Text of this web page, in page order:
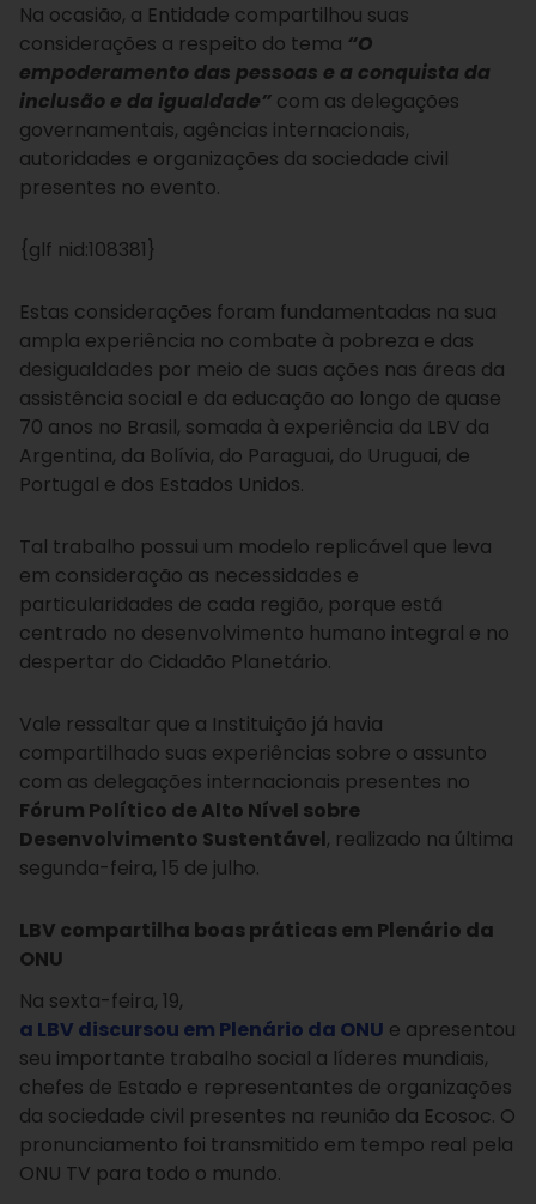
Na ocasião, a Entidade compartilhou suas
considerações a respeito do tema “O
empoderamento das pessoas e a conquista da
inclusão e da igualdade” com as delegações
governamentais, agências internacionais,
autoridades e organizações da sociedade civil
presentes no evento.
{glf nid:108381}
Estas considerações foram fundamentadas na sua
ampla experiência no combate à pobreza e das
desigualdades por meio de suas ações nas áreas da
assistência social e da educação ao longo de quase
70 anos no Brasil, somada à experiência da LBV da
Argentina, da Bolívia, do Paraguai, do Uruguai, de
Portugal e dos Estados Unidos.
Tal trabalho possui um modelo replicável que leva
em consideração as necessidades e
particularidades de cada região, porque está
centrado no desenvolvimento humano integral e no
despertar do Cidadão Planetário.
Vale ressaltar que a Instituição já havia
compartilhado suas experiências sobre o assunto
com as delegações internacionais presentes no
Fórum Político de Alto Nível sobre
Desenvolvimento Sustentável, realizado na última
segunda-feira, 15 de julho.
LBV compartilha boas práticas em Plenário da
ONU
Na sexta-feira, 19,
a LBV discursou em Plenário da ONU e apresentou
seu importante trabalho social a líderes mundiais,
chefes de Estado e representantes de organizações
da sociedade civil presentes na reunião da Ecosoc. O
pronunciamento foi transmitido em tempo real pela
ONU TV para todo o mundo.